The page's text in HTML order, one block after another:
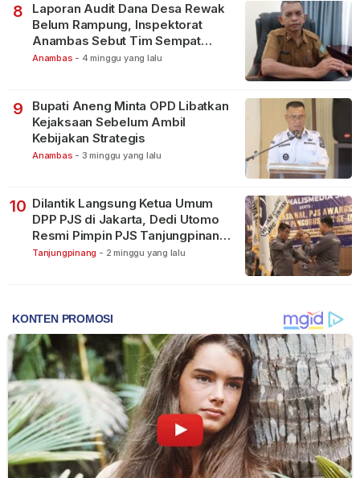
8
Laporan Audit Dana Desa Rewak
Belum Rampung, Inspektorat
Anambas Sebut Tim Sempat
Terbagi Tangani Kasus Lain
Anambas - 4 minggu yang lalu
9
Bupati Aneng Minta OPD Libatkan
Kejaksaan Sebelum Ambil
Kebijakan Strategis
Anambas - 3 minggu yang lalu
10 Dilantik Langsung Ketua Umum
DPP PJS di Jakarta, Dedi Utomo
Resmi Pimpin PJS Tanjungpinang-
Bintan
Tanjungpinang - 2 minggu yang lalu